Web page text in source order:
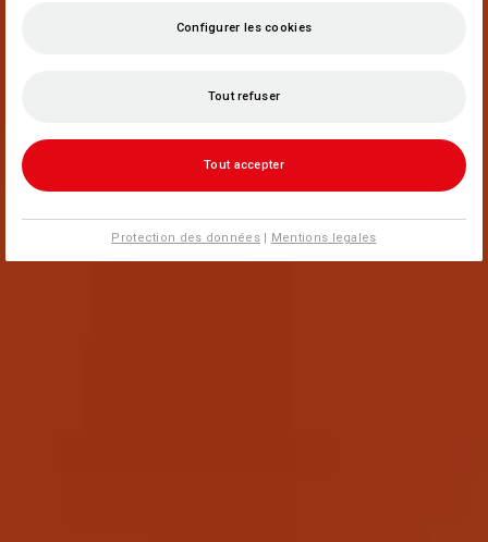
Configurer les cookies
Tout refuser
Tout accepter
Protection des données| Mentions legales